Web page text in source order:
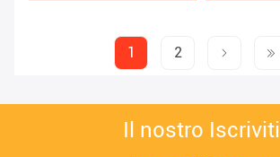
1 2
Il nostro Iscriviti